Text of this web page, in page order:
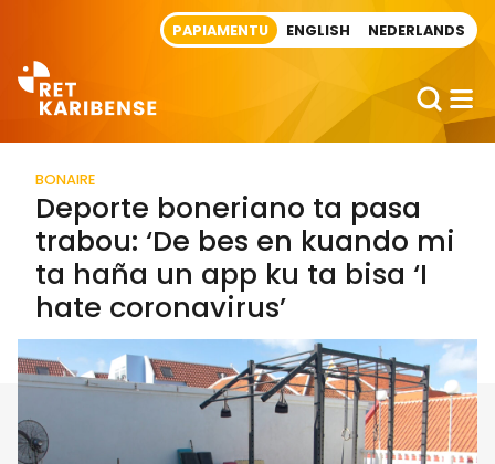
PAPIAMENTU ENGLISH NEDERLANDS
BONAIRE
Deporte boneriano ta pasa
trabou: ‘De bes en kuando mi
ta haña un app ku ta bisa ‘I
hate coronavirus’